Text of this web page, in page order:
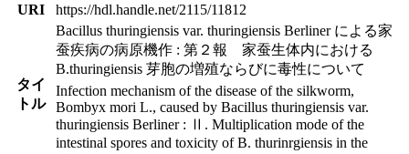
URI https://hdl.handle.net/2115/11812
タイ
トル
Bacillus thuringiensis var. thuringiensis Berliner による家
蚕疾病の病原機作 : 第２報 家蚕生体内における
B.thuringiensis 芽胞の増殖ならびに毒性について
Infection mechanism of the disease of the silkworm,
Bombyx mori L., caused by Bacillus thuringiensis var.
thuringiensis Berliner : Ⅱ. Multiplication mode of the
intestinal spores and toxicity of B. thurinrgiensis in the